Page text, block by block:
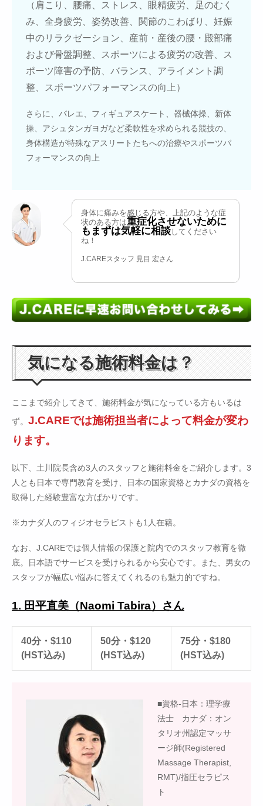
（肩こり、腰痛、ストレス、眼精疲労、足のむく
み、全身疲労、姿勢改善、関節のこわばり、妊娠
中のリラクゼーション、産前・産後の腰・殿部痛
および骨盤調整、スポーツによる疲労の改善、ス
ポーツ障害の予防、バランス、アライメント調
整、スポーツパフォーマンスの向上）
さらに、バレエ、フィギュアスケート、器械体操、新体
操、アシュタンガヨガなど柔軟性を求められる競技の、
身体構造が特殊なアスリートたちへの治療やスポーツパ
フォーマンスの向上
身体に痛みを感じる方や、上記のような症
状のある方は重症化させないために
もまずは気軽に相談 してください
ね！
J.CAREスタッフ 見目 宏さん
気になる施術料金は？
ここまで紹介してきて、施術料金が気になっている方もいるは
ず。 J.CAREでは施術担当者によって料金が変わ
ります。
以下、土川院長含め3人のスタッフと施術料金をご紹介します。3
人とも日本で専門教育を受け、日本の国家資格とカナダの資格を
取得した経験豊富な方ばかりです。
※カナダ人のフィジオセラピストも1人在籍。
なお、J.CAREでは個人情報の保護と院内でのスタッフ教育を徹
底。日本語でサービスを受けられるから安心です。また、男女の
スタッフが幅広い悩みに答えてくれるのも魅力的ですね。
1. 田平直美（Naomi Tabira）さん
40分・$110
(HST込み)
50分・$120
(HST込み)
75分・$180
(HST込み)
■資格-日本：理学療
法士 カナダ：オン
タリオ州認定マッサ
ージ師(Registered
Massage Therapist,
RMT)/指圧セラピス
ト